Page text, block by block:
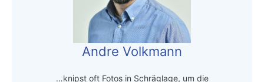
Andre Volkmann
…knipst oft Fotos in Schräglage, um die